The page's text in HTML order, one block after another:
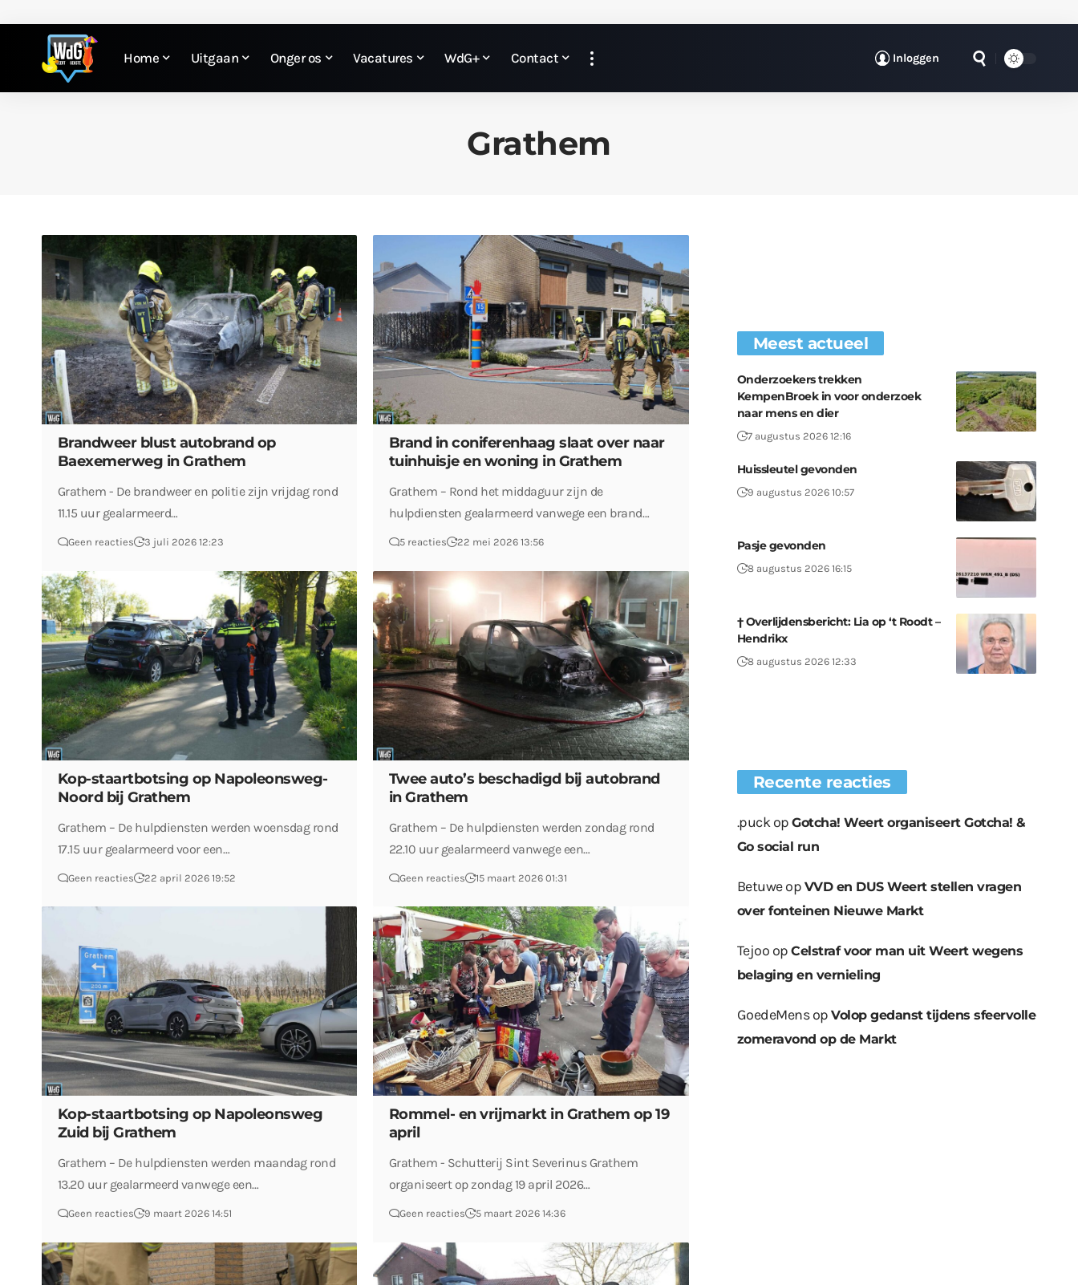
Home Uitgaan Onger os Vacatures WdG+ Contact Inloggen
Grathem
Brandweer blust autobrand op
Baexemerweg in Grathem
Grathem - De brandweer en politie zijn vrijdag rond
11.15 uur gealarmeerd…
Geen reacties 3 juli 2026 12:23
Brand in coniferenhaag slaat over naar
tuinhuisje en woning in Grathem
Grathem – Rond het middaguur zijn de
hulpdiensten gealarmeerd vanwege een brand…
5 reacties 22 mei 2026 13:56
Kop-staartbotsing op Napoleonsweg-
Noord bij Grathem
Grathem – De hulpdiensten werden woensdag rond
17.15 uur gealarmeerd voor een…
Geen reacties 22 april 2026 19:52
Twee auto’s beschadigd bij autobrand
in Grathem
Grathem – De hulpdiensten werden zondag rond
22.10 uur gealarmeerd vanwege een…
Geen reacties 15 maart 2026 01:31
Kop-staartbotsing op Napoleonsweg
Zuid bij Grathem
Grathem – De hulpdiensten werden maandag rond
13.20 uur gealarmeerd vanwege een…
Geen reacties 9 maart 2026 14:51
Rommel- en vrijmarkt in Grathem op 19
april
Grathem - Schutterij Sint Severinus Grathem
organiseert op zondag 19 april 2026…
Geen reacties 5 maart 2026 14:36
Meest actueel
Onderzoekers trekken
KempenBroek in voor onderzoek
naar mens en dier
7 augustus 2026 12:16
Huissleutel gevonden
9 augustus 2026 10:57
Pasje gevonden
8 augustus 2026 16:15
† Overlijdensbericht: Lia op ‘t Roodt –
Hendrikx
8 augustus 2026 12:33
Recente reacties
.puckopGotcha! Weert organiseert Gotcha! &
Go social run
Betuweop VVD en DUS Weert stellen vragen
over fonteinen Nieuwe Markt
Tejoo opCelstraf voor man uit Weert wegens
belaging en vernieling
GoedeMensopVolop gedanst tijdens sfeervolle
zomeravond op de Markt